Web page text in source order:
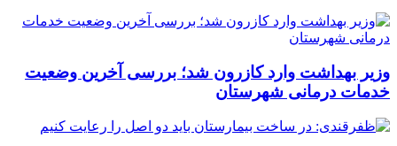
وزیر بهداشت وارد کازرون شد؛ بررسی آخرین وضعیت
خدمات درمانی شهرستان